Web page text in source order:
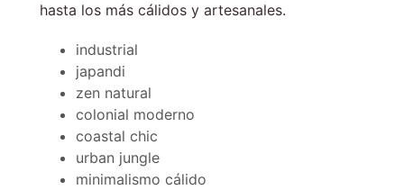
hasta los más cálidos y artesanales.
industrial
japandi
zen natural
colonial moderno
coastal chic
urban jungle
minimalismo cálido